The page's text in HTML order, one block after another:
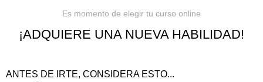
Es momento de elegir tu curso online
¡ADQUIERE UNA NUEVA HABILIDAD!
ANTES DE IRTE, CONSIDERA ESTO...